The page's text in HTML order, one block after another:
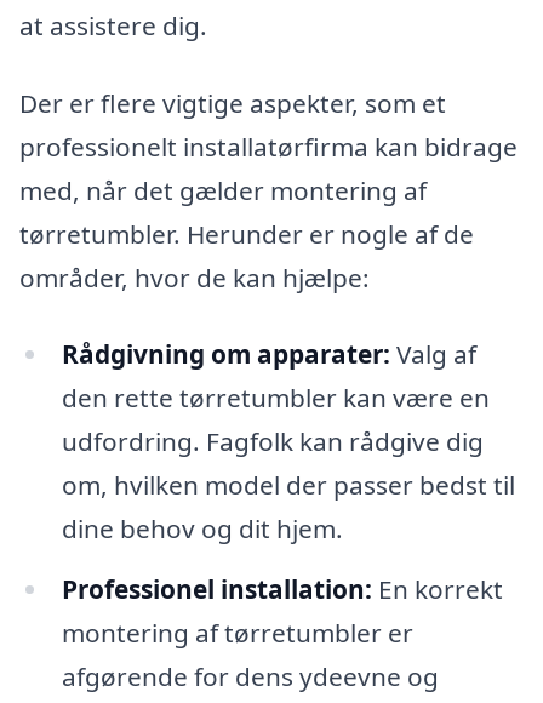
at assistere dig.
Der er flere vigtige aspekter, som et
professionelt installatørfirma kan bidrage
med, når det gælder montering af
tørretumbler. Herunder er nogle af de
områder, hvor de kan hjælpe:
Rådgivning om apparater: Valg af
den rette tørretumbler kan være en
udfordring. Fagfolk kan rådgive dig
om, hvilken model der passer bedst til
dine behov og dit hjem.
Professionel installation: En korrekt
montering af tørretumbler er
afgørende for dens ydeevne og